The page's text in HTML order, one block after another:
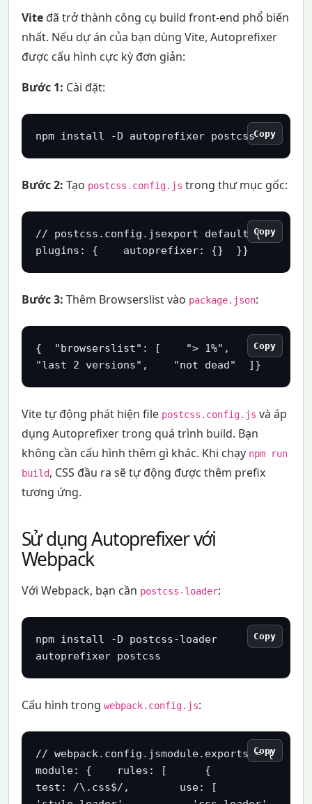
Viteđã trở thành công cụ build front-end phổ biến
nhất. Nếu dự án của bạn dùng Vite, Autoprefixer
được cấu hình cực kỳ đơn giản:
Bước 1: Cài đặt:
npm install -D autoprefixer postcssCopy
Bước 2: Tạo postcss.config.js trong thư mục gốc:
// postcss.config.jsexport default {
plugins: {    autoprefixer: {}  }}
Copy
Bước 3: Thêm Browserslist vào package.json:
{  "browserslist": [    "> 1%",
"last 2 versions",    "not dead"  ]}
Copy
Vite tự động phát hiện file postcss.config.js và áp
dụng Autoprefixer trong quá trình build. Bạn
không cần cấu hình thêm gì khác. Khi chạy npm run
build, CSS đầu ra sẽ tự động được thêm prefix
tương ứng.
Sử dụng Autoprefixer với
Webpack
Với Webpack, bạn cần postcss-loader:
npm install -D postcss-loader
autoprefixer postcss
Copy
Cấu hình trong webpack.config.js:
// webpack.config.jsmodule.exports = {
module: {    rules: [      {
test: /\.css$/,        use: [
Copy